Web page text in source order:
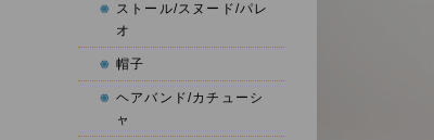
ストール/スヌード/パレ
オ
帽子
ヘアバンド/カチューシ
ャ